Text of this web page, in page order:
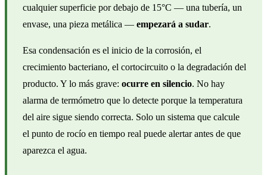
cualquier superficie por debajo de 15°C — una tubería, un
envase, una pieza metálica — empezará a sudar.
Esa condensación es el inicio de la corrosión, el
crecimiento bacteriano, el cortocircuito o la degradación del
producto. Y lo más grave: ocurre en silencio. No hay
alarma de termómetro que lo detecte porque la temperatura
del aire sigue siendo correcta. Solo un sistema que calcule
el punto de rocío en tiempo real puede alertar antes de que
aparezca el agua.